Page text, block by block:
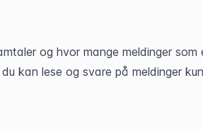
og hvor mange meldinger som
kan lese og svare på meldinger